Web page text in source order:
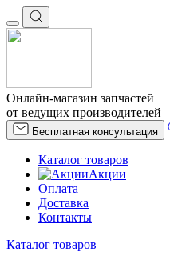
Онлайн-магазин запчастей
от ведущих производителей
Бесплатная консультация
Каталог товаров
Акции
Оплата
Доставка
Контакты
Каталог товаров